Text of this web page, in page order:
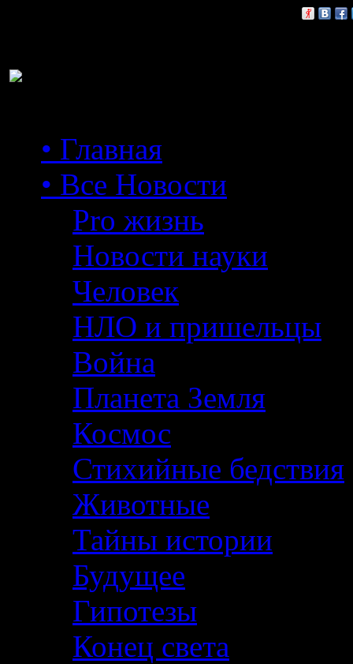
• Главная
• Все Новости
Pro жизнь
Новости науки
Человек
НЛО и пришельцы
Война
Планета Земля
Космос
Стихийные бедствия
Животные
Тайны истории
Будущее
Гипотезы
Конец света